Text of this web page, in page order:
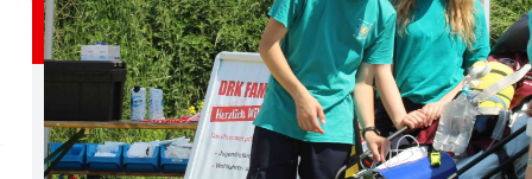
Sehbehinderungsmodus